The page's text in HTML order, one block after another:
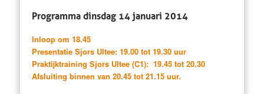
Programma dinsdag 14 januari 2014
Inloop om 18.45
Presentatie Sjors Ultee: 19.00 tot 19.30 uur
Praktijktraining Sjors Ultee (C1): 19.45 tot 20.30
Afsluiting binnen van 20.45 tot 21.15 uur.